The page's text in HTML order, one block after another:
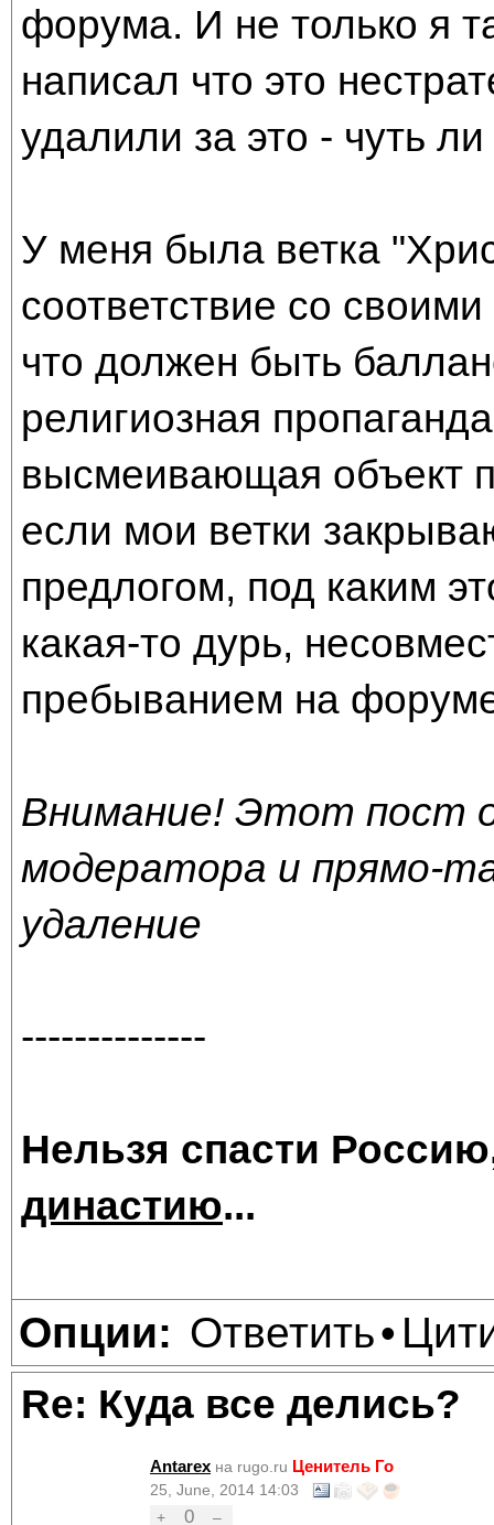
форума. И не только я
написал что это
удалили за это - чуть
У меня была ветка
соответствие со
что должен быть
религиозная
высмеивающая объект
если мои ветки
предлогом, под каким
какая-то дурь,
пребыванием на
Внимание! Этот пост
модератора и прямо-
удаление
--------------
Нельзя спасти
династию...
Опции: Ответить•
Re: Куда все делись?
Antarex на rugo.ru Ценитель Го
25, June, 2014 14:03
+
0 –